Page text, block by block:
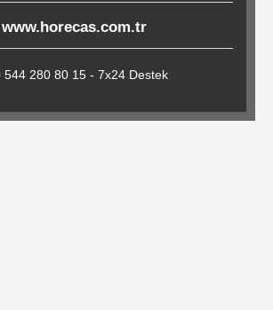
www.horecas.com.tr
544 280 80 15 - 7x24 Destek